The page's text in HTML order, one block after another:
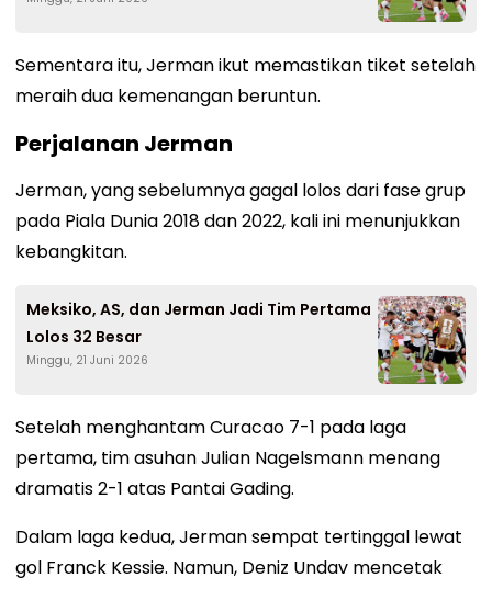
Sementara itu, Jerman ikut memastikan tiket setelah
meraih dua kemenangan beruntun.
Perjalanan Jerman
Jerman, yang sebelumnya gagal lolos dari fase grup
pada Piala Dunia 2018 dan 2022, kali ini menunjukkan
kebangkitan.
Meksiko, AS, dan Jerman Jadi Tim Pertama
Lolos 32 Besar
Minggu, 21 Juni 2026
Setelah menghantam Curacao 7-1 pada laga
pertama, tim asuhan Julian Nagelsmann menang
dramatis 2-1 atas Pantai Gading.
Dalam laga kedua, Jerman sempat tertinggal lewat
gol Franck Kessie. Namun, Deniz Undav mencetak